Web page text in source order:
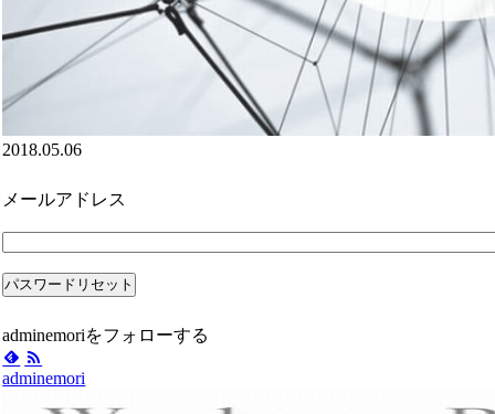
2018.05.06
メールアドレス
adminemoriをフォローする
adminemori